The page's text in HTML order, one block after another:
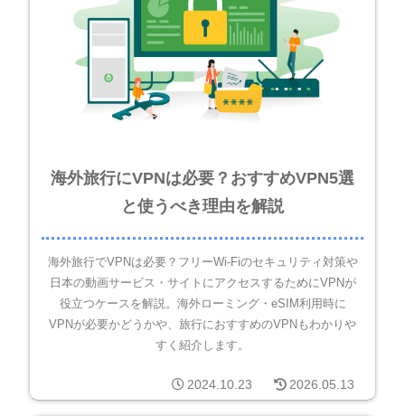
海外旅行にVPNは必要？おすすめVPN5選
と使うべき理由を解説
海外旅行でVPNは必要？フリーWi-Fiのセキュリティ対策や
日本の動画サービス・サイトにアクセスするためにVPNが
役立つケースを解説。海外ローミング・eSIM利用時に
VPNが必要かどうかや、旅行におすすめのVPNもわかりや
すく紹介します。
2024.10.23 2026.05.13